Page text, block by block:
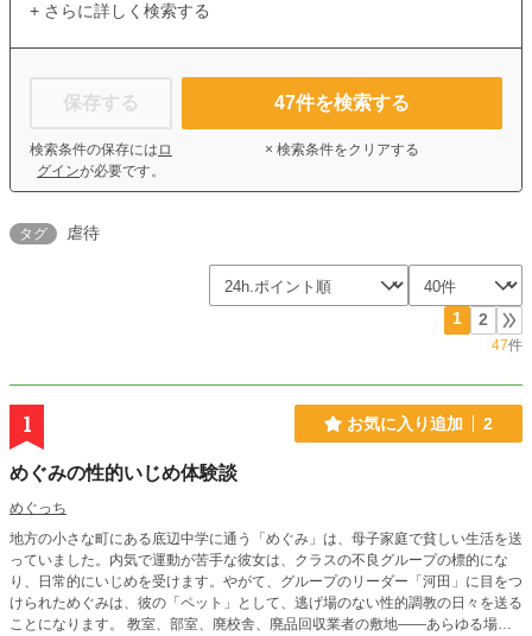
+ さらに詳しく検索する
保存する
検索条件の保存には ロ
グインが必要です。
47件を検索する
× 検索条件をクリアする
タグ 虐待
1 2
47件
1 お気に入り追加 2
めぐみの性的いじめ体験談
めぐっち
地方の小さな町にある底辺中学に通う「めぐみ」は、母子家庭で貧しい生活を送
っていました。内気で運動が苦手な彼女は、クラスの不良グループの標的にな
り、日常的にいじめを受けます。やがて、グループのリーダー「河田」に目をつ
けられためぐみは、彼の「ペット」として、逃げ場のない性的調教の日々を送る
ことになります。 教室、部室、廃校舎、廃品回収業者の敷地——あらゆる場所